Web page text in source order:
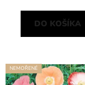
DO KOŠÍKA
NEMOŘENÉ